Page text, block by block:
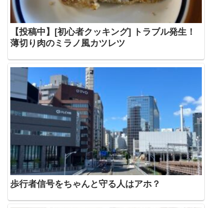
【投稿中】[初心者クッキング] トラブル発生！
薄切り肉のミラノ風カツレツ
歩行者信号をちゃんと守る人はアホ？